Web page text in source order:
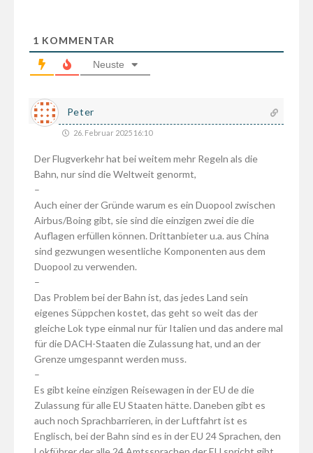
1 KOMMENTAR
Neuste
Peter
26. Februar 2025 16:10
Der Flugverkehr hat bei weitem mehr Regeln als die
Bahn, nur sind die Weltweit genormt,
–
Auch einer der Gründe warum es ein Duopool zwischen
Airbus/Boing gibt, sie sind die einzigen zwei die die
Auflagen erfüllen können. Drittanbieter u.a. aus China
sind gezwungen wesentliche Komponenten aus dem
Duopool zu verwenden.
–
Das Problem bei der Bahn ist, das jedes Land sein
eigenes Süppchen kostet, das geht so weit das der
gleiche Lok type einmal nur für Italien und das andere mal
für die DACH-Staaten die Zulassung hat, und an der
Grenze umgespannt werden muss.
–
Es gibt keine einzigen Reisewagen in der EU de die
Zulassung für alle EU Staaten hätte. Daneben gibt es
auch noch Sprachbarrieren, in der Luftfahrt ist es
Englisch, bei der Bahn sind es in der EU 24 Sprachen, den